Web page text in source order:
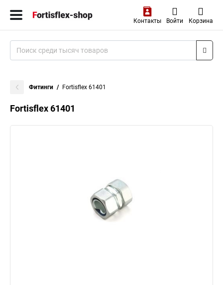
Контакты Войти Корзина
Фитинги Fortisflex 61401
Fortisflex 61401